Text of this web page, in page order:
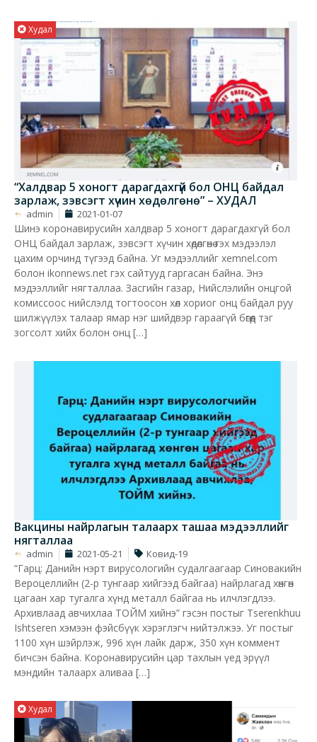
Худал
“Халдвар 5 хоногт дарагдахгүй бол ОНЦ байдал
зарлаж, зэвсэгт хүчин хөдөлгөнө” – ХУДАЛ
admin 2021-01-07
Шинэ коронавирусийн халдвар 5 хоногт дарагдахгүй бол
ОНЦ байдал зарлаж, зэвсэгт хүчин хөдөлгөнө гэх мэдээлэл
цахим орчинд түгээд байна. Уг мэдээллийг xemnel.com
болон ikonnews.net гэх сайтууд гаргасан байна. Энэ
мэдээллийг нягталлаа. Засгийн газар, Нийслэлийн онцгой
комиссоос нийслэлд тогтоосон хөл хориог онц байдал руу
шилжүүлэх талаар ямар нэг шийдвэр гараагүй бөгөөд тэг
зогсолт хийх болон онц […]
Вакцины найрлагын талаарх ташаа мэдээллийг
нягталлаа
admin 2021-05-21 Ковид-19
“Гарц: Данийн нэрт вирусологийн судалгаагаар Синовакийн
Вероцеллийн (2-р тунгаар хийгээд байгаа) найрлагад хөнгөн
цагаан хар тугалга хүнд металл байгаа нь илчлэгдлээ.
Архивлаад авчихлаа ТОЙМ хийнэ” гэсэн постыг Tserenkhuu
Ishtseren хэмээн фэйсбүүк хэрэглэгч нийтэлжээ. Уг постыг
1100 хүн шэйрлэж, 996 хүн лайк дарж, 350 хүн коммент
бичсэн байна. Коронавирусийн цар тахлын үед эрүүл
мэндийн талаарх аливаа […]
Худал